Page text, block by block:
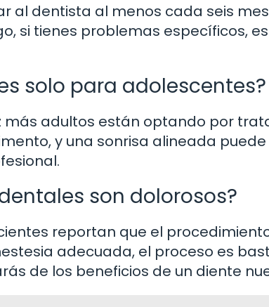
al dentista al menos cada seis
si tienes problemas específicos,
solo para adolescentes?
más adultos están optando por
y una sonrisa alineada
son dolorosos?
reportan que el
adecuada, el proceso es
de los beneficios de un diente